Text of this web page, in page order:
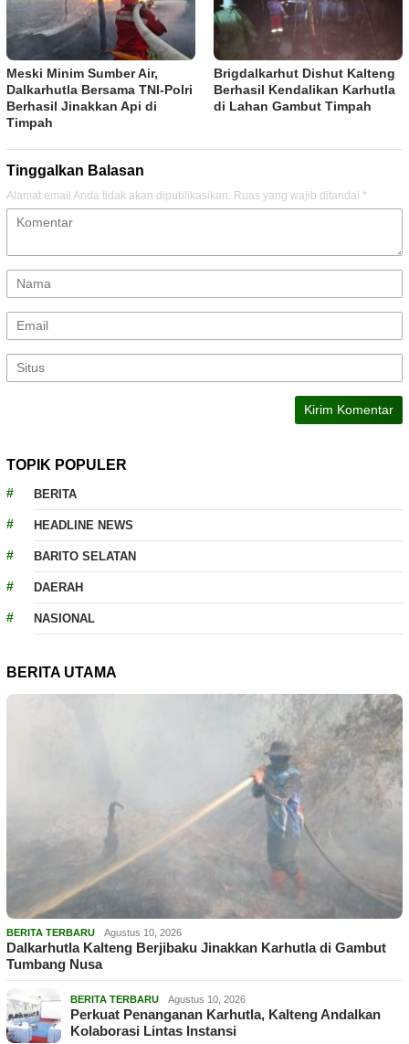
Meski Minim Sumber Air,
Dalkarhutla Bersama TNI-Polri
Berhasil Jinakkan Api di
Timpah
Brigdalkarhut Dishut Kalteng
Berhasil Kendalikan Karhutla
di Lahan Gambut Timpah
Tinggalkan Balasan
Alamat email Anda tidak akan dipublikasikan. Ruas yang wajib ditandai *
TOPIK POPULER
BERITA
HEADLINE NEWS
BARITO SELATAN
DAERAH
NASIONAL
BERITA UTAMA
BERITA TERBARU Agustus 10, 2026
Dalkarhutla Kalteng Berjibaku Jinakkan Karhutla di Gambut
Tumbang Nusa
BERITA TERBARU Agustus 10, 2026
Perkuat Penanganan Karhutla, Kalteng Andalkan
Kolaborasi Lintas Instansi